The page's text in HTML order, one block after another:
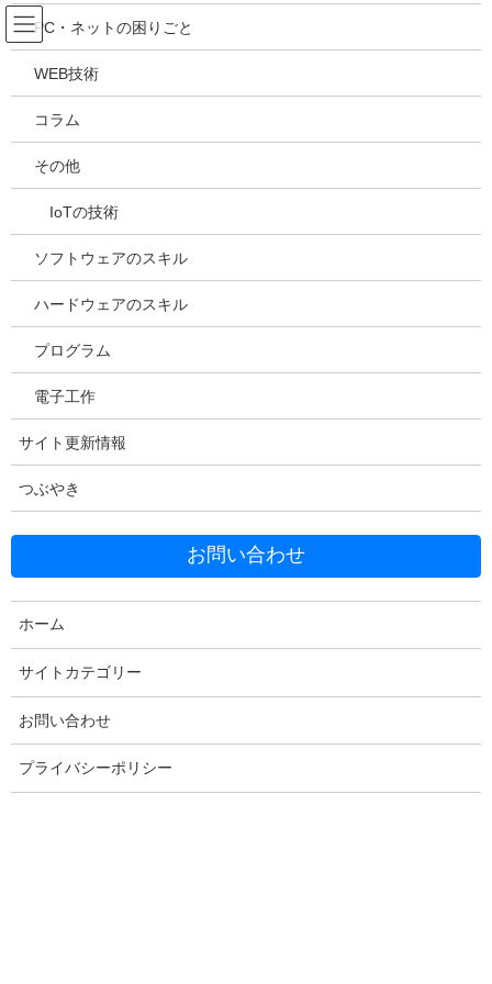
コ
ン
テ
ツ
ス
ッ
ナ
ビ
ゲ
シ
ン
移
吉川万能ＩＴ研究所
メディア
HOME
2021年5月24日
51dmW-QCXtL._SL250_
Facebook X Bluesky
Copy
PC・ネットの困りごと
WEB技術
コラム
その他
IoTの技術
ソフトウェアのスキル
ハードウェアのスキル
プログラム
電子工作
サイト更新情報
つぶやき
お問い合わせ
ホーム
サイトカテゴリー
お問い合わせ
プライバシーポリシー